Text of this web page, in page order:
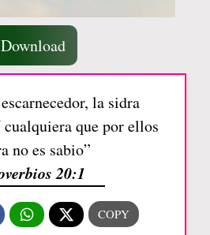
Download
la sidra
que por ellos
no es sabio”
20:1